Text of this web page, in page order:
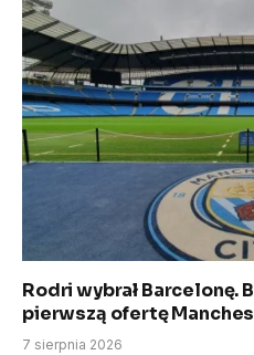
Rodri wybrał Barcelonę.
pierwszą ofertę
7 sierpnia 2026